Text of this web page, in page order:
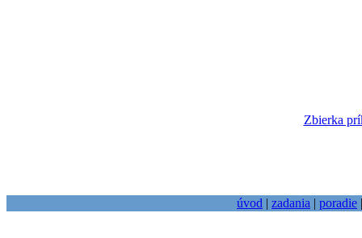
Zbierka
úvod | zadania | poradie